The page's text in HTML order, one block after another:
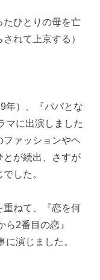
たひとりの母を亡
れて上京する）
年）、『パパとな
マに出演しました
ファッションやヘ
とが続出、さすが
した。
重ねて、『恋を何
2番目の恋』
に演じました。